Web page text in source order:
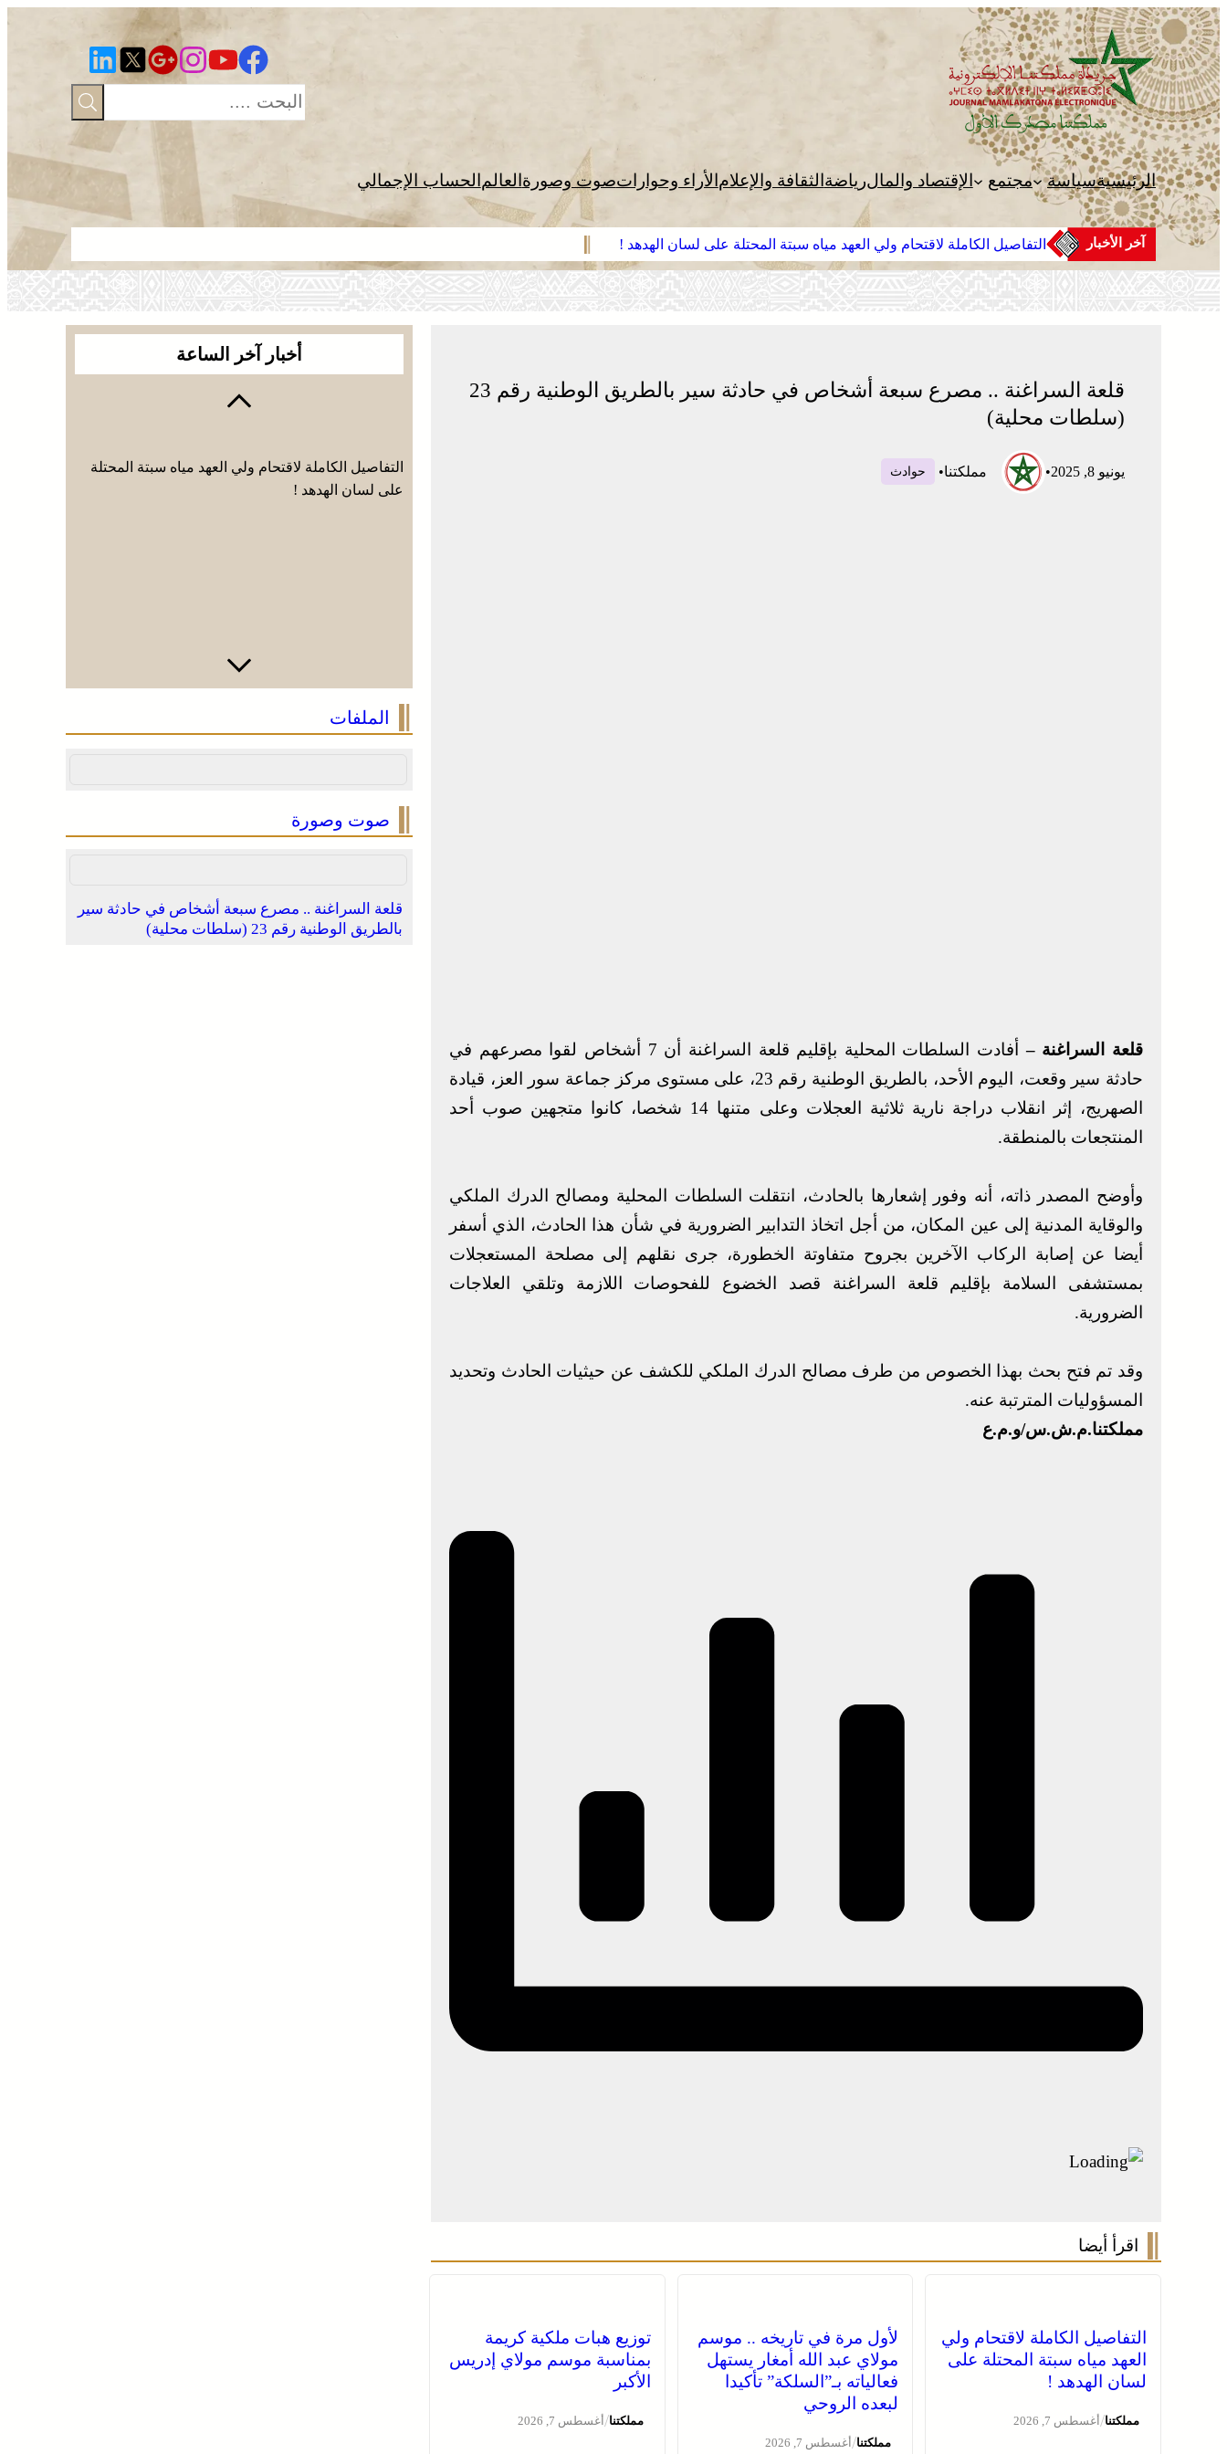
تخطى
إلى
المحتوى
الرئيسيةسياسة مجتمع الإقتصاد والمالرياضة الثقافة والإعلام الأراء وحواراتصوت وصورة العالم الحساب الإجمالي
آخر الأخبار التفاصيل الكاملة لاقتحام ولي العهد مياه سبتة المحتلة على لسان الهدهد ! لأول مرة
قلعة السراغنة .. مصرع سبعة أشخاص في حادثة سير بالطريق الوطنية رقم 23
(سلطات محلية)
يونيو 8, 2025 • مملكتنا• حوادث
قلعة السراغنة –
أفادت السلطات المحلية بإقليم قلعة السراغنة أن 7 أشخاص لقوا مصرعهم في
حادثة سير وقعت، اليوم الأحد، بالطريق الوطنية رقم 23، على مستوى مركز جماعة سور العز، قيادة
الصهريج، إثر انقلاب دراجة نارية ثلاثية العجلات وعلى متنها 14 شخصا، كانوا متجهين صوب أحد
المنتجعات بالمنطقة.
وأوضح المصدر ذاته، أنه وفور إشعارها بالحادث، انتقلت السلطات المحلية ومصالح الدرك الملكي
والوقاية المدنية إلى عين المكان، من أجل اتخاذ التدابير الضرورية في شأن هذا الحادث، الذي أسفر
أيضا عن إصابة الركاب الآخرين بجروح متفاوتة الخطورة، جرى نقلهم إلى مصلحة المستعجلات
بمستشفى السلامة بإقليم قلعة السراغنة قصد الخضوع للفحوصات اللازمة وتلقي العلاجات
الضرورية.
وقد تم فتح بحث بهذا الخصوص من طرف مصالح الدرك الملكي للكشف عن حيثيات الحادث وتحديد
المسؤوليات المترتبة عنه.
مملكتنا.م.ش.س/و.م.ع
اقرأ أيضا
التفاصيل الكاملة لاقتحام ولي
العهد مياه سبتة المحتلة على
لسان الهدهد !
مملكتنا/أغسطس 7, 2026
لأول مرة في تاريخه .. موسم
مولاي عبد الله أمغار يستهل
فعالياته بـ”السلكة” تأكيدا
لبعده الروحي
مملكتنا/أغسطس 7, 2026
توزيع هبات ملكية كريمة
بمناسبة موسم مولاي إدريس
الأكبر
مملكتنا/أغسطس 7, 2026
أخبار آخر الساعة
التفاصيل الكاملة لاقتحام ولي العهد مياه سبتة المحتلة
على لسان الهدهد !
الملفات
صوت وصورة
قلعة السراغنة .. مصرع سبعة أشخاص في حادثة سير
بالطريق الوطنية رقم 23 (سلطات محلية)